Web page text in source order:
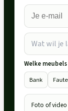
Wat wil je
Welke
Bank
Foto of